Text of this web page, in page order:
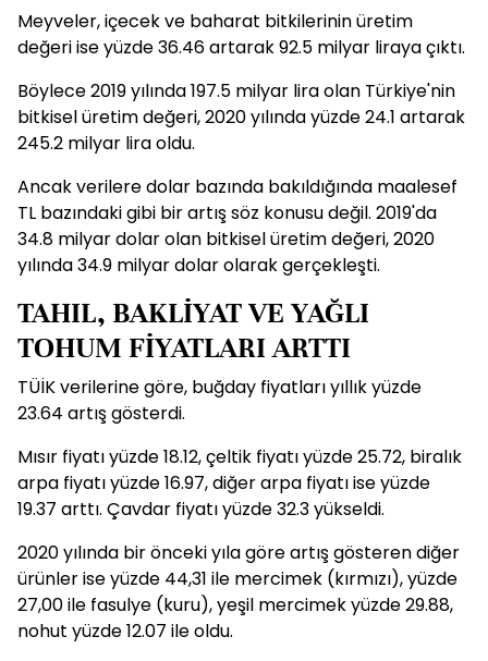
Meyveler, içecek ve baharat bitkilerinin üretim
değeri ise yüzde 36.46 artarak 92.5 milyar liraya çıktı.
Böylece 2019 yılında 197.5 milyar lira olan Türkiye'nin
bitkisel üretim değeri, 2020 yılında yüzde 24.1 artarak
245.2 milyar lira oldu.
Ancak verilere dolar bazında bakıldığında maalesef
TL bazındaki gibi bir artış söz konusu değil. 2019'da
34.8 milyar dolar olan bitkisel üretim değeri, 2020
yılında 34.9 milyar dolar olarak gerçekleşti.
TAHIL, BAKLİYAT VE YAĞLI
TOHUM FİYATLARI ARTTI
TÜİK verilerine göre, buğday fiyatları yıllık yüzde
23.64 artış gösterdi.
Mısır fiyatı yüzde 18.12, çeltik fiyatı yüzde 25.72, biralık
arpa fiyatı yüzde 16.97, diğer arpa fiyatı ise yüzde
19.37 arttı. Çavdar fiyatı yüzde 32.3 yükseldi.
2020 yılında bir önceki yıla göre artış gösteren diğer
ürünler ise yüzde 44,31 ile mercimek (kırmızı), yüzde
27,00 ile fasulye (kuru), yeşil mercimek yüzde 29.88,
nohut yüzde 12.07 ile oldu.